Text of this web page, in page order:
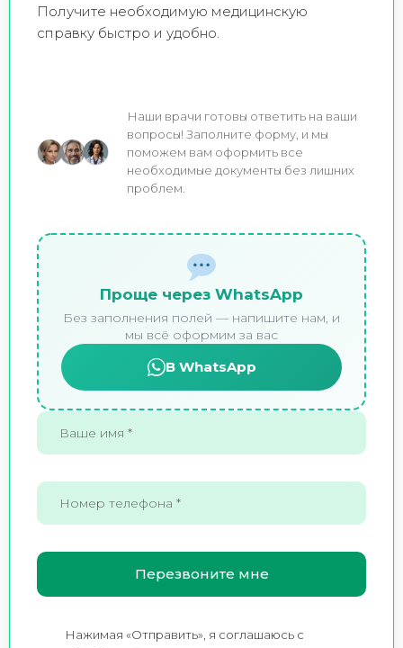
Получите необходимую медицинскую
справку быстро и удобно.
Наши врачи готовы ответить на ваши
вопросы! Заполните форму, и мы
поможем вам оформить все
необходимые документы без лишних
проблем.
Проще через WhatsApp
Без заполнения полей — напишите нам, и
мы всё оформим за вас
В WhatsApp
Нажимая «Отправить», я соглашаюсь c